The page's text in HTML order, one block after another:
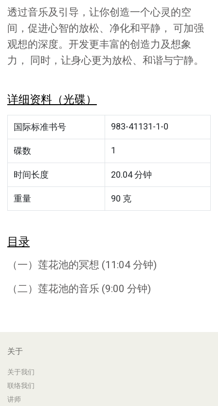
透过音乐及引导，让你创造一个心灵的空
间，促进心智的放松、净化和平静， 可加强
观想的深度。开发更丰富的创造力及想象
力， 同时，让身心更为放松、和谐与宁静。
详细资料（光碟）
国际标准书号 983-41131-1-0
碟数 1
时间长度 20.04 分钟
重量 90 克
目录
（一）莲花池的冥想 (11:04 分钟)
（二）莲花池的音乐 (9:00 分钟)
关于
关于我们
联络我们
讲师